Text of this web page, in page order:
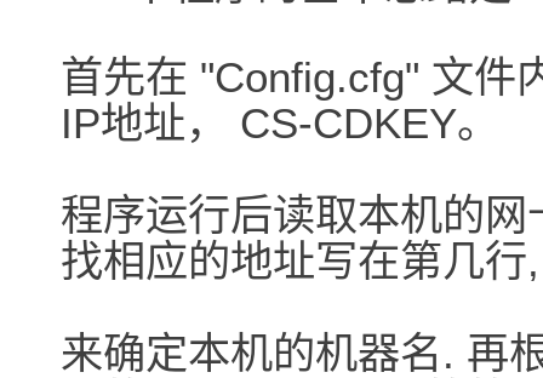
首先在 "Config.cfg" 文件
IP地址， CS-CDKEY。
程序运行后读取本机的
找相应的地址写在第几行,
来确定本机的机器名. 再